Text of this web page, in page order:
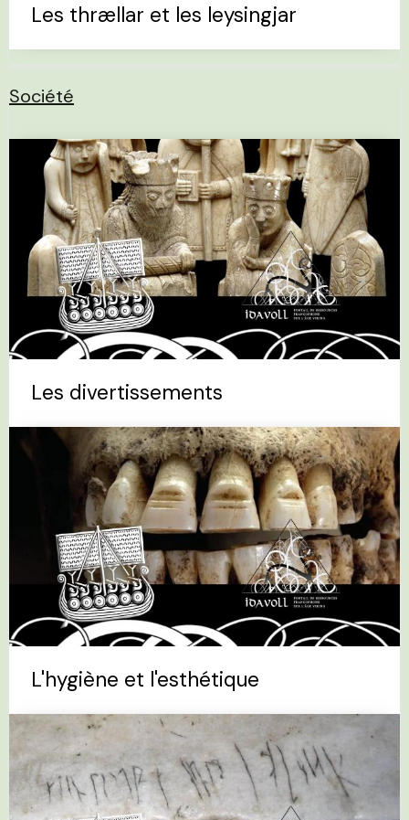
Les thrællar et les leysingjar
Société
Les divertissements
L'hygiène et l'esthétique